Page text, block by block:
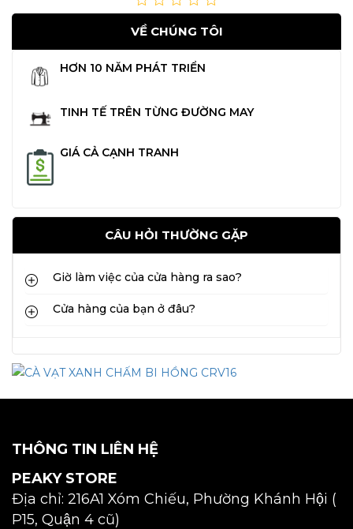
VỀ CHÚNG TÔI
HƠN 10 NĂM PHÁT TRIỂN
TINH TẾ TRÊN TỪNG ĐƯỜNG MAY
GIÁ CẢ CẠNH TRANH
CÂU HỎI THƯỜNG GẶP
Giờ làm việc của cửa hàng ra sao?
Cửa hàng của bạn ở đâu?
THÔNG TIN LIÊN HỆ
PEAKY STORE
Địa chỉ: 216A1 Xóm Chiếu, Phường Khánh Hội (
P15, Quận 4 cũ)